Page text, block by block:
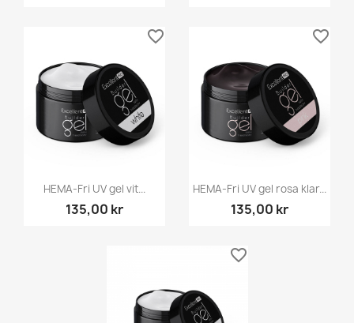
HEMA-Fri UV gel vit...
135,00 kr
favorite_border
HEMA-Fri UV gel rosa klar...
135,00 kr
favorite_border
favorite_border